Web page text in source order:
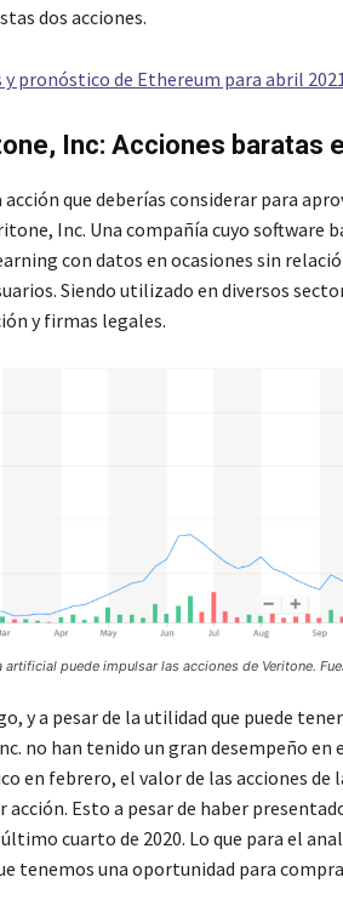
dos acciones.
y pronóstico de Ethereum para abril 2021
Inc: Acciones baratas
acción que deberías considerar para
Inc. Una compañía cuyo
con datos en ocasiones sin
Siendo utilizado en diversos
y firmas legales.
artificial puede impulsar las acciones de Veritone.
y a pesar de la utilidad que puede
no han tenido un gran desempeño
en febrero, el valor de las acciones de
acción. Esto a pesar de haber
cuarto de 2020. Lo que para el
tenemos una oportunidad para